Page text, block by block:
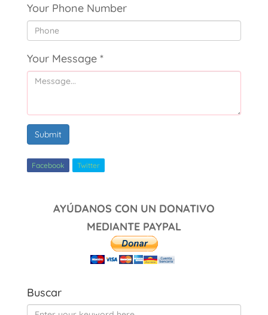
Your Phone Number
Your Message *
Submit
Facebook Twitter
AYÚDANOS CON UN DONATIVO
MEDIANTE PAYPAL
Buscar